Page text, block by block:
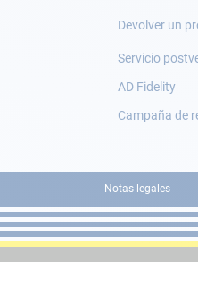
Devolver un
Servicio
AD Fidelity
Campaña de
Notas legales